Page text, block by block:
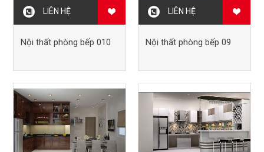
LIÊN HỆ
Nội thất phòng bếp 010
LIÊN HỆ
Nội thất phòng bếp 09